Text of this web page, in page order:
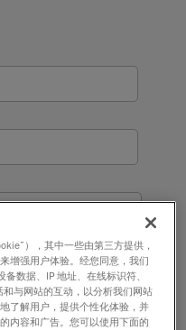
），其中一些由第三方提供，
增强用户体验。经您同意，我们
数据、IP 地址、在线标识符、
与网站的互动，以分析我们网站
了解用户，提供个性化体验，并
内容和广告。您可以使用下面的